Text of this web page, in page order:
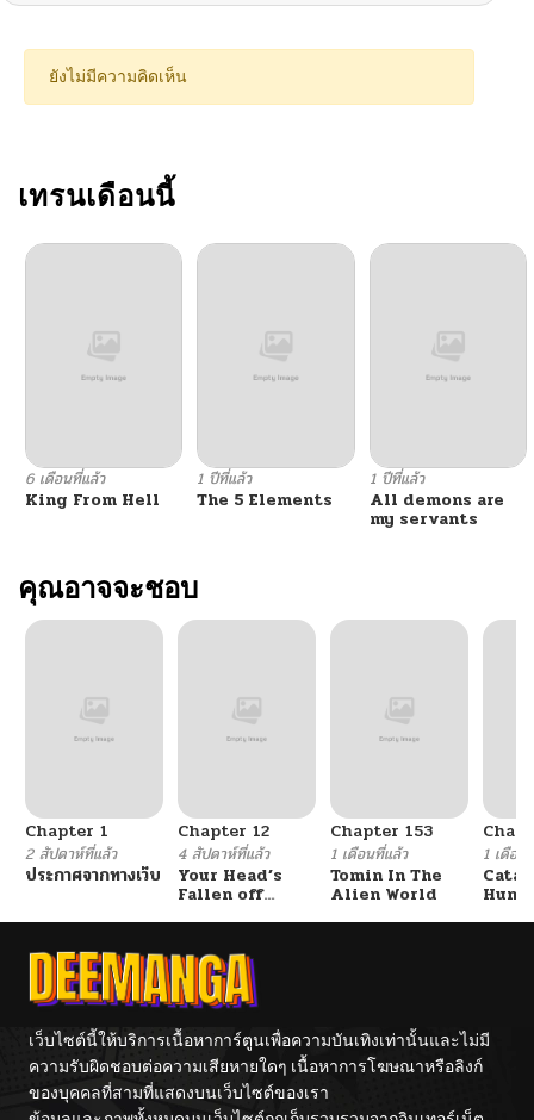
ยังไม่มีความคิดเห็น
เทรนเดือนนี้
6 เดือนที่แล้ว
King From Hell
1 ปีที่แล้ว
The 5 Elements
1 ปีที่แล้ว
All demons are
my servants
คุณอาจจะชอบ
Chapter 1
2 สัปดาห์ที่แล้ว
ประกาศจากทางเว็บ
Chapter 12
4 สัปดาห์ที่แล้ว
Your Head’s
Fallen off
Chapter 153
1 เดือนที่แล้ว
Tomin In The
Alien World
1 เดือน
เว็บไซต์นี้ให้บริการเนื้อหาการ์ตูนเพื่อความบันเทิงเท่านั้นและไม่มี
ความรับผิดชอบต่อความเสียหายใดๆ เนื้อหาการโฆษณาหรือลิงก์
ของบุคคลที่สามที่แสดงบนเว็บไซต์ของเรา